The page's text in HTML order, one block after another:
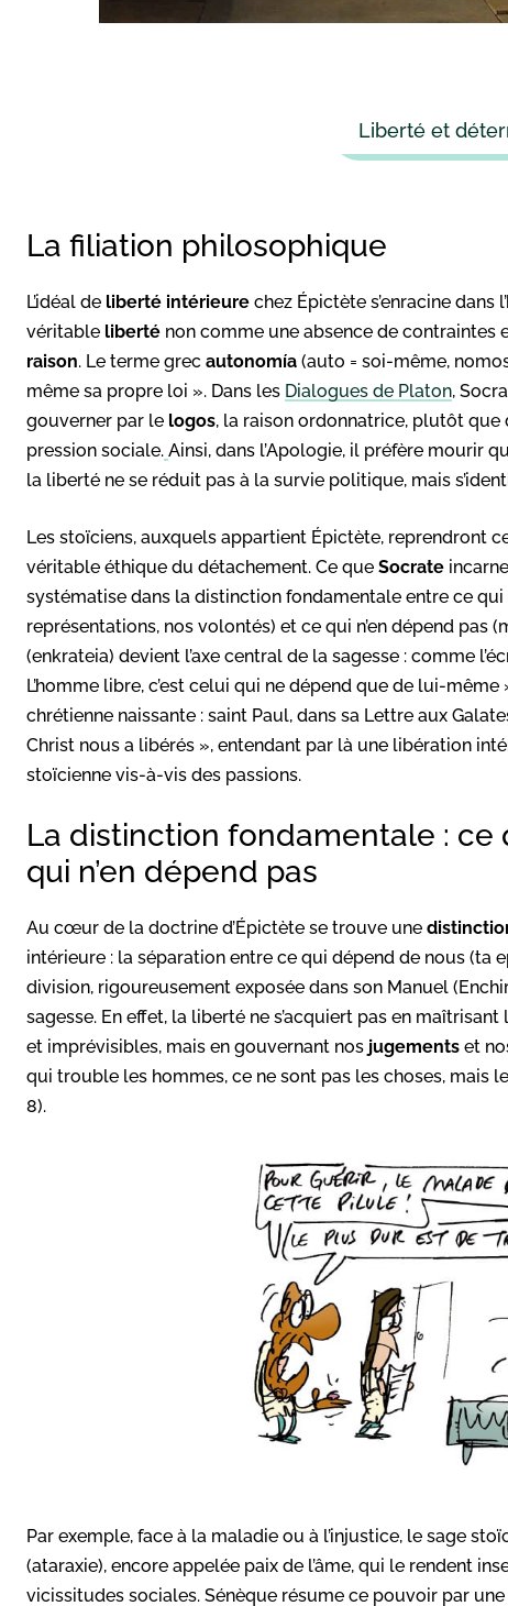
Liberté et
La filiation philosophique
L’idéal de liberté intérieure chez Épictète s’enracine dans
véritable liberté non comme une absence de contraintes
raison. Le terme grec autonomía (auto = soi-même,
même sa propre loi ». Dans les Dialogues de Platon,
gouverner par le logos, la raison ordonnatrice, plutôt que
pression sociale. Ainsi, dans l’Apologie, il préfère mourir
la liberté ne se réduit pas à la survie politique, mais
Les stoïciens, auxquels appartient Épictète, reprendront
véritable éthique du détachement. Ce que Socrate
systématise dans la distinction fondamentale entre ce
représentations, nos volontés) et ce qui n’en dépend pas
(enkrateia) devient l’axe central de la sagesse : comme
L’homme libre, c’est celui qui ne dépend que de lui-
chrétienne naissante : saint Paul, dans sa Lettre aux
Christ nous a libérés », entendant par là une libération
stoïcienne vis-à-vis des passions.
La distinction fondamentale :
qui n’en dépend pas
Au cœur de la doctrine d’Épictète se trouve une
intérieure : la séparation entre ce qui dépend de nous (ta
division, rigoureusement exposée dans son Manuel
sagesse. En effet, la liberté ne s’acquiert pas en
et imprévisibles, mais en gouvernant nos jugements et
qui trouble les hommes, ce ne sont pas les choses, mais
8).
Par exemple, face à la maladie ou à l’injustice, le sage
(ataraxie), encore appelée paix de l’âme, qui le rendent
vicissitudes sociales. Sénèque résume ce pouvoir par